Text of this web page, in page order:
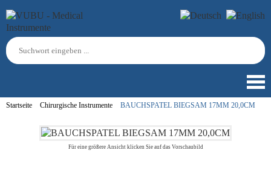
Startseite Chirurgische Instrumente BAUCHSPATEL BIEGSAM 17MM 20,0CM
Für eine größere Ansicht klicken Sie auf das Vorschaubild